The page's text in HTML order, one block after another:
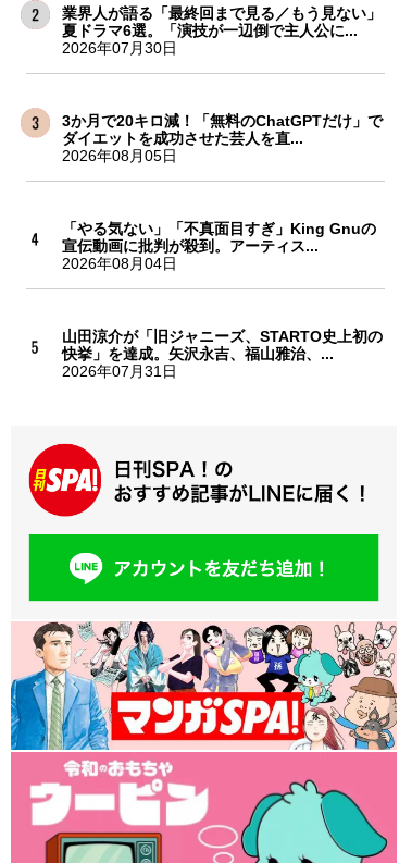
業界人が語る「最終回まで見る／もう見ない」
夏ドラマ6選。「演技が一辺倒で主人公に...
2026年07月30日
3か月で20キロ減！「無料のChatGPTだけ」で
ダイエットを成功させた芸人を直...
2026年08月05日
「やる気ない」「不真面目すぎ」King Gnuの
宣伝動画に批判が殺到。アーティス...
2026年08月04日
山田涼介が「旧ジャニーズ、STARTO史上初の
快挙」を達成。矢沢永吉、福山雅治、...
2026年07月31日